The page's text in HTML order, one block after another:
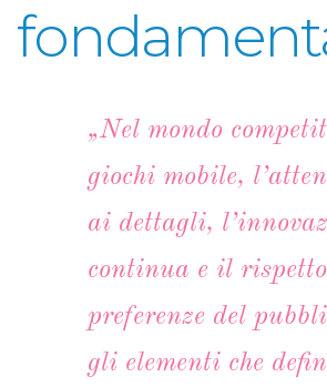
„Nel mondo
giochi mobile,
ai dettagli,
continua e il
preferenze del
gli elementi che